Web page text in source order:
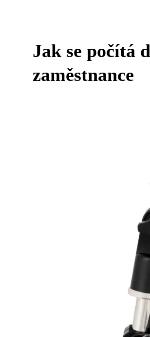
Jak se počítá
zaměstnance